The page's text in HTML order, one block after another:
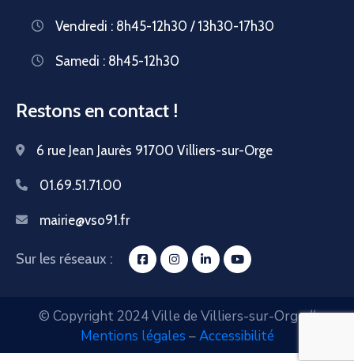
Vendredi : 8h45-12h30 / 13h30-17h30
Samedi : 8h45-12h30
Restons en contact !
6 rue Jean Jaurès 91700 Villiers-sur-Orge
01.69.51.71.00
mairie@vso91.fr
Sur les réseaux :
© Copyright 2024 Ville de Villiers-sur-Orge //
Mentions légales –Accessibilité